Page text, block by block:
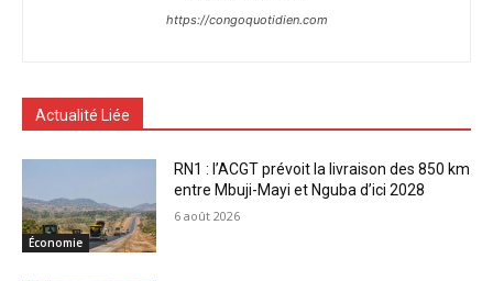
https://congoquotidien.com
Actualité Liée
Économie
RN1 : l’ACGT prévoit la livraison des 850 km
entre Mbuji-Mayi et Nguba d’ici 2028
6 août 2026